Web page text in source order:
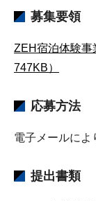
募集要領
ZEH宿泊体験
747KB）
応募方法
電子メールによ
提出書類